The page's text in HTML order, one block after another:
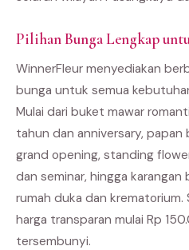
Pilihan Bunga Lengkap
WinnerFleur menyediakan
bunga untuk semua
Mulai dari buket mawar
tahun dan anniversary, papan
grand opening, standing
dan seminar, hingga
rumah duka dan
harga transparan mulai Rp
tersembunyi.